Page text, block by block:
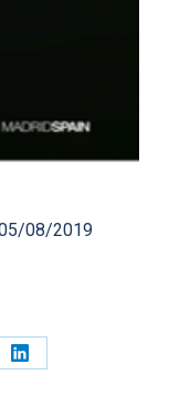
08/2019
Share